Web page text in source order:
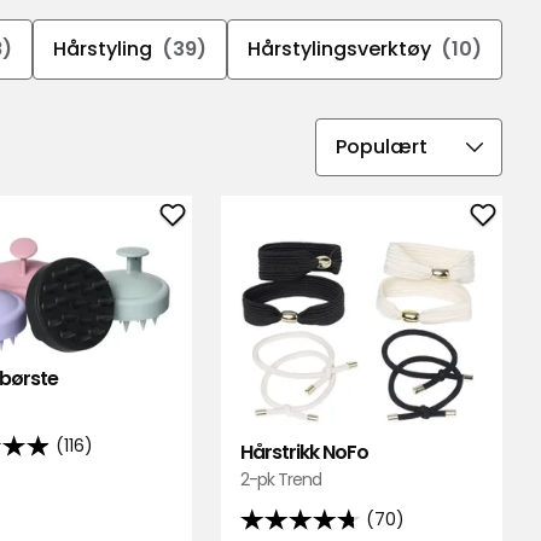
Hårstyling (39) Hårstylingsverktøy (10)
Velg
(116)
Legg
Sjampobørste
favoritter
Hårstrikk NoFo
2-pk Trend
(70)
4.7
Legg